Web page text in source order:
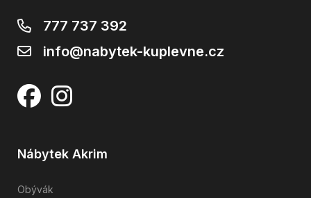
777 737 392
info@nabytek-kuplevne.cz
Nábytek Akrim
Obývák